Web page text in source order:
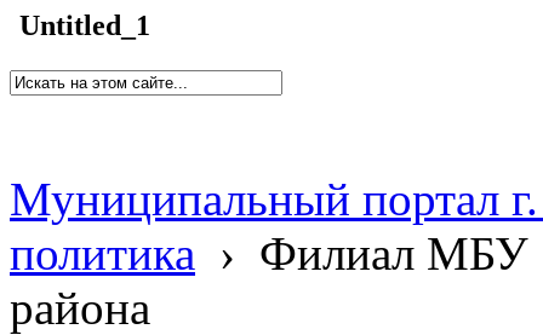
Untitled_1
Муниципальный портал
политика › Филиал МБУ
района